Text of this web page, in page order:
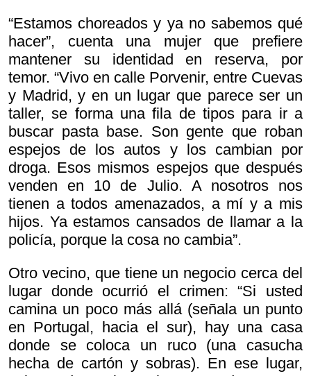
“Estamos choreados y ya no sabemos qué
hacer”, cuenta una mujer que prefiere
mantener su identidad en reserva, por
temor. “Vivo en calle Porvenir, entre Cuevas
y Madrid, y en un lugar que parece ser un
taller, se forma una fila de tipos para ir a
buscar pasta base. Son gente que roban
espejos de los autos y los cambian por
droga. Esos mismos espejos que después
venden en 10 de Julio. A nosotros nos
tienen a todos amenazados, a mí y a mis
hijos. Ya estamos cansados de llamar a la
policía, porque la cosa no cambia”.
Otro vecino, que tiene un negocio cerca del
lugar donde ocurrió el crimen: “Si usted
camina un poco más allá (señala un punto
en Portugal, hacia el sur), hay una casa
donde se coloca un ruco (una casucha
hecha de cartón y sobras). En ese lugar,